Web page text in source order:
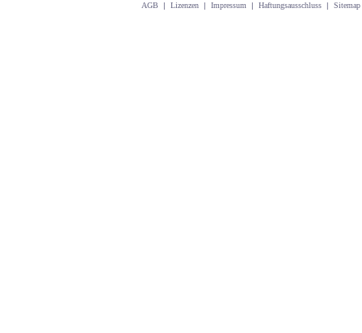
AGB | Lizenzen | Impressum | Haftungsausschluss | Sitemap